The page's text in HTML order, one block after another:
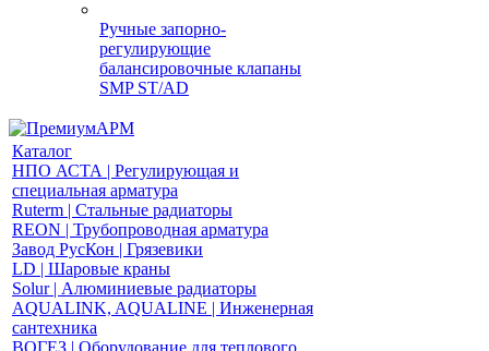
Ручные запорно-
регулирующие
балансировочные клапаны
SMP ST/AD
Каталог
НПО АСТА | Регулирующая и
специальная арматура
Ruterm | Стальные радиаторы
REON | Трубопроводная арматура
Завод РусКон | Грязевики
LD | Шаровые краны
Solur | Алюминиевые радиаторы
AQUALINK, AQUALINE | Инженерная
сантехника
ВОГЕЗ | Оборудование для теплового